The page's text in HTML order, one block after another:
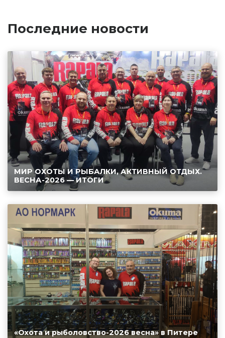
Последние новости
МИР ОХОТЫ И РЫБАЛКИ, АКТИВНЫЙ ОТДЫХ.
ВЕСНА-2026 — ИТОГИ
«Охота и рыболовство-2026 весна» в Питере